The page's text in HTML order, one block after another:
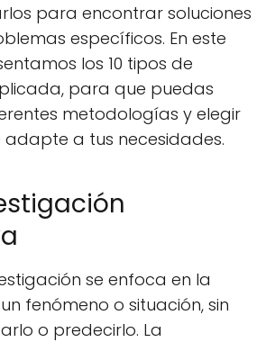
para encontrar soluciones
específicos. En este
los 10 tipos de
para que puedas
metodologías y elegir
adapte a tus necesidades.
se enfoca en la
fenómeno o situación, sin
o predecirlo. La